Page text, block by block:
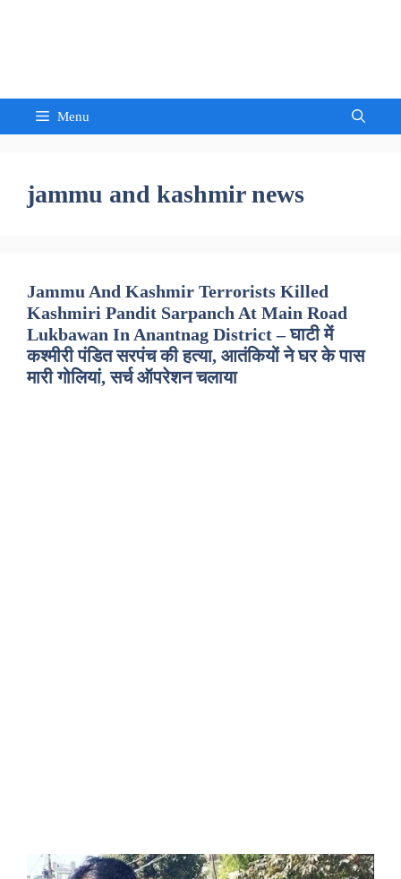
Menu
jammu and kashmir news
Jammu And Kashmir Terrorists Killed
Kashmiri Pandit Sarpanch At Main Road
Lukbawan In Anantnag District – घाटी में
कश्मीरी पंडित सरपंच की हत्या, आतंकियों ने घर के पास
मारी गोलियां, सर्च ऑपरेशन चलाया